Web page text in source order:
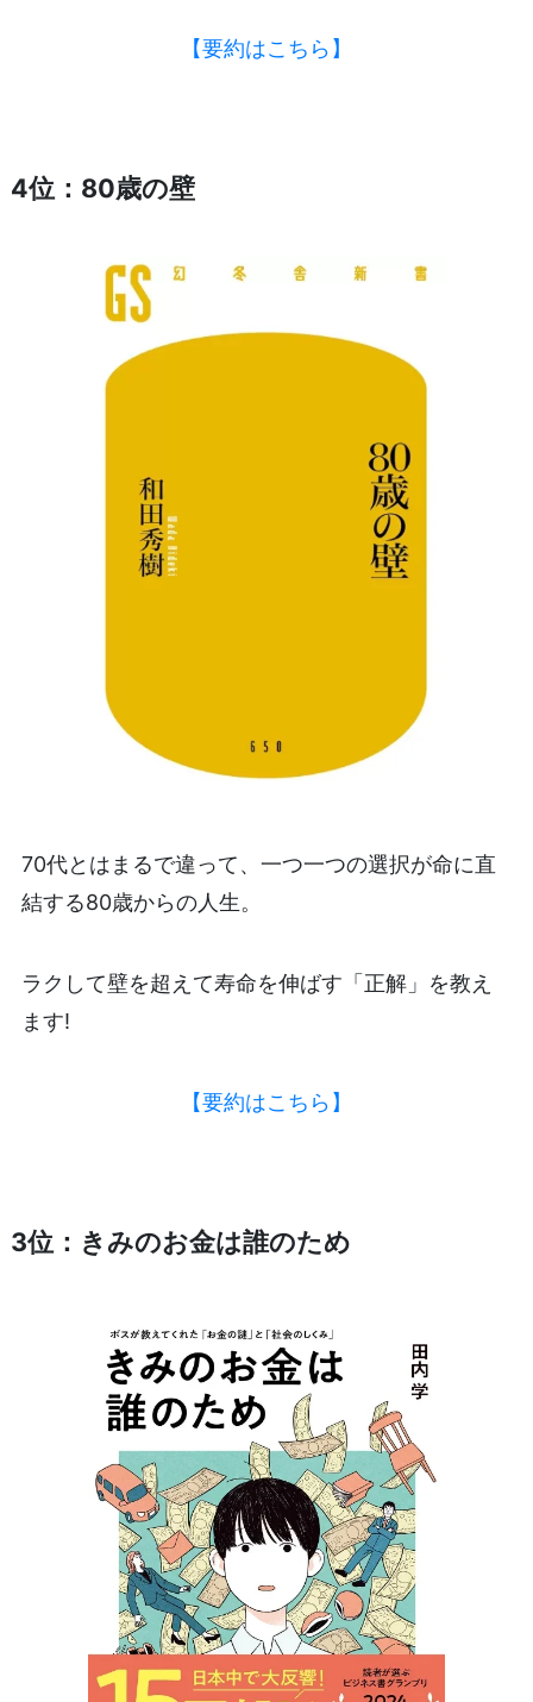
【要約はこちら】
4位：80歳の壁
70代とはまるで違って、一つ一つの選択が命に直
結する80歳からの人生。
ラクして壁を超えて寿命を伸ばす「正解」を教え
ます!
【要約はこちら】
3位：きみのお金は誰のため